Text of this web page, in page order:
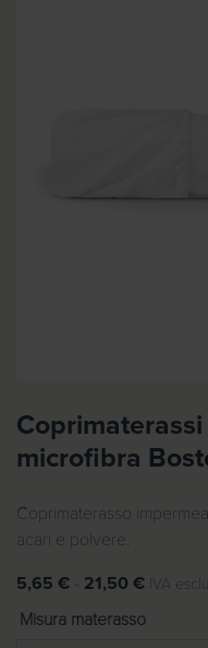
microfibra
Coprimaterasso
acari e polvere.
5,65 € - 21,50 €FIVA
Misura materasso